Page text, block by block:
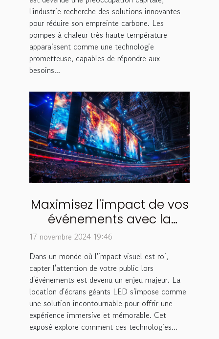
l'industrie recherche des solutions innovantes
pour réduire son empreinte carbone. Les
pompes à chaleur très haute température
apparaissent comme une technologie
prometteuse, capables de répondre aux
besoins...
Maximisez l'impact de vos
événements avec la
location d'écrans géants
17 novembre 2024 19:46
Dans un monde où l'impact visuel est roi,
capter l'attention de votre public lors
d'événements est devenu un enjeu majeur. La
location d'écrans géants LED s'impose comme
une solution incontournable pour offrir une
expérience immersive et mémorable. Cet
exposé explore comment ces technologies...